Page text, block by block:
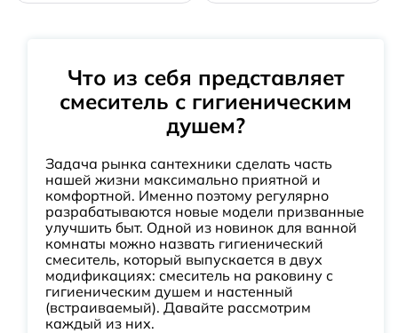
Что из себя представляет
смеситель с гигиеническим
душем?
Задача рынка сантехники сделать часть
нашей жизни максимально приятной и
комфортной. Именно поэтому регулярно
разрабатываются новые модели призванные
улучшить быт. Одной из новинок для ванной
комнаты можно назвать гигиенический
смеситель, который выпускается в двух
модификациях: смеситель на раковину с
гигиеническим душем и настенный
(встраиваемый). Давайте рассмотрим
каждый из них.